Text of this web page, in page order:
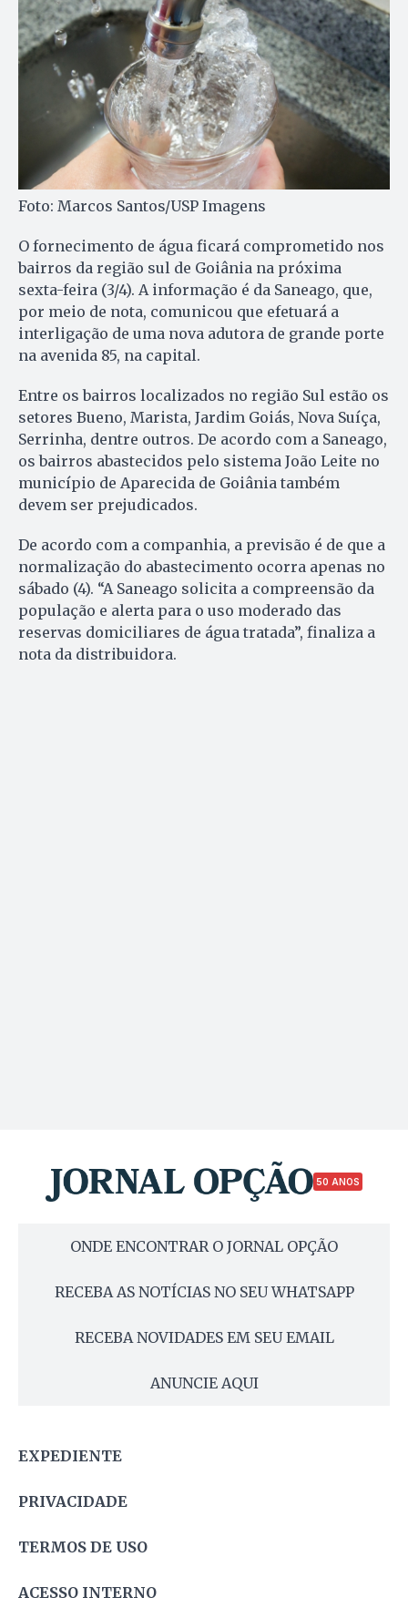
Foto: Marcos Santos/USP Imagens
O fornecimento de água ficará comprometido nos
bairros da região sul de Goiânia na próxima
sexta-feira (3/4). A informação é da Saneago, que,
por meio de nota, comunicou que efetuará a
interligação de uma nova adutora de grande porte
na avenida 85, na capital.
Entre os bairros localizados no região Sul estão os
setores Bueno, Marista, Jardim Goiás, Nova Suíça,
Serrinha, dentre outros. De acordo com a Saneago,
os bairros abastecidos pelo sistema João Leite no
município de Aparecida de Goiânia também
devem ser prejudicados.
De acordo com a companhia, a previsão é de que a
normalização do abastecimento ocorra apenas no
sábado (4). “A Saneago solicita a compreensão da
população e alerta para o uso moderado das
reservas domiciliares de água tratada”, finaliza a
nota da distribuidora.
50 ANOS
ONDE ENCONTRAR O JORNAL OPÇÃO
RECEBA AS NOTÍCIAS NO SEU WHATSAPP
RECEBA NOVIDADES EM SEU EMAIL
ANUNCIE AQUI
EXPEDIENTE
PRIVACIDADE
TERMOS DE USO
ACESSO INTERNO